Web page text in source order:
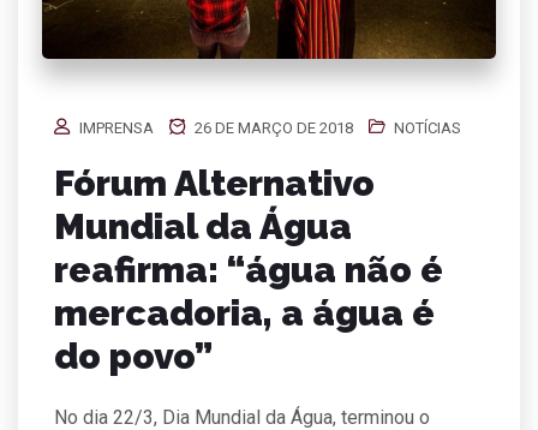
IMPRENSA 26 DE MARÇO DE 2018 NOTÍCIAS
Fórum Alternativo
Mundial da Água
reafirma: “água não é
mercadoria, a água é
do povo”
No dia 22/3, Dia Mundial da Água, terminou o